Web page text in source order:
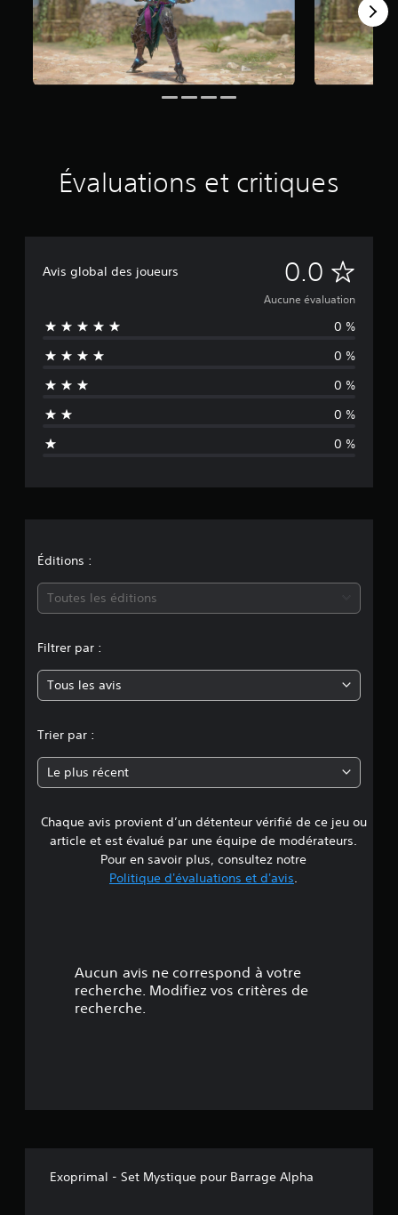
Évaluations et critiques
Avis global des joueurs 0.0 A
u
c
u
e
t
i
n
Aucune évaluation
0 %
0 %
0 %
0 %
0 %
Éditions :
Toutes les éditions
Filtrer par :
Tous les avis
Trier par :
Le plus récent
Chaque avis provient d’un détenteur vérifié de ce jeu ou
article et est évalué par une équipe de modérateurs.
Pour en savoir plus, consultez notre
Politique d'évaluations et d'avis.
Aucun avis ne correspond à votre
recherche. Modifiez vos critères de
recherche.
Exoprimal - Set Mystique pour Barrage Alpha